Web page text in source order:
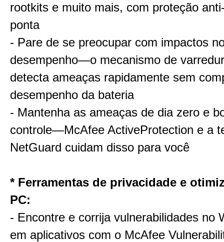
rootkits e muito mais, com proteção
ponta
- Pare de se preocupar com impactos
desempenho—o mecanismo de
detecta ameaças rapidamente sem
desempenho da bateria
- Mantenha as ameaças de dia zero e
controle—McAfee ActiveProtection e a
NetGuard cuidam disso para você
* Ferramentas de privacidade e
PC:
- Encontre e corrija vulnerabilidades no
em aplicativos com o McAfee